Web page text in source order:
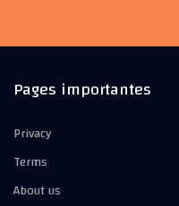
Pages importantes
Privacy
Terms
About us